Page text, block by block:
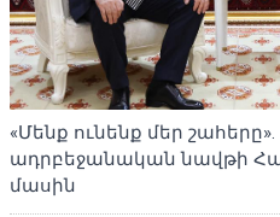
«Մենք ունենք մեր
ադրբեջանական նավթի
մասին